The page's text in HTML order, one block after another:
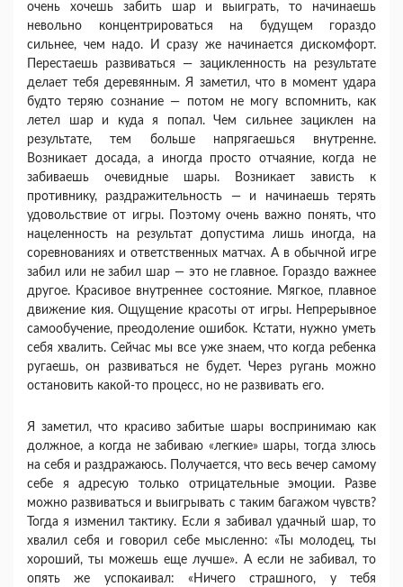
очень хочешь за­бить шар и выиграть, то начинаешь
невольно кон­центрироваться на будущем гораздо
сильнее, чем надо. И сразу же начинается дискомфорт.
Пере­стаешь развиваться — зацикленность на результа­те
делает тебя деревянным. Я заметил, что в мо­мент удара
будто теряю сознание — потом не могу вспомнить, как
летел шар и куда я попал. Чем сильнее зациклен на
результате, тем больше напрягаешься внутренне.
Возникает досада, а иногда просто отчаяние, когда не
забиваешь оче­видные шары. Возникает зависть к
противнику, раздражительность — и начинаешь терять
удо­вольствие от игры. Поэтому очень важно понять, что
нацеленность на результат допустима лишь иногда, на
соревнованиях и ответственных мат­чах. А в обычной игре
забил или не забил шар — это не главное. Гораздо важнее
другое. Красивое внутреннее состояние. Мягкое, плавное
движение кия. Ощущение красоты от игры. Непрерывное
самообучение, преодоление ошибок. Кстати, нуж­но уметь
себя хвалить. Сейчас мы все уже знаем, что когда ребенка
ругаешь, он развиваться не бу­дет. Через ругань можно
остановить какой-то про­цесс, но не развивать его.
Я заметил, что красиво забитые шары воспри­нимаю как
должное, а когда не забиваю «легкие» шары, тогда злюсь
на себя и раздражаюсь. Полу­чается, что весь вечер самому
себе я адресую толь­ко отрицательные эмоции. Разве
можно разви­ваться и выигрывать с таким багажом чувств?
Тогда я изменил тактику. Если я забивал удачный шар, то
хвалил себя и говорил себе мысленно: «Ты молодец, ты
хороший, ты можешь еще луч­ше». А если не забивал, то
опять же успокаивал: «Ничего страшного, у тебя